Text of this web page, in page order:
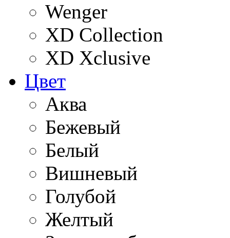
Wenger
XD Collection
XD Xclusive
Цвет
Аква
Бежевый
Белый
Вишневый
Голубой
Желтый